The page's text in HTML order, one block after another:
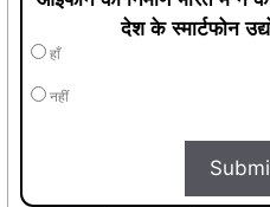
देश के स्मार्टफोन
हाँ
नहीं